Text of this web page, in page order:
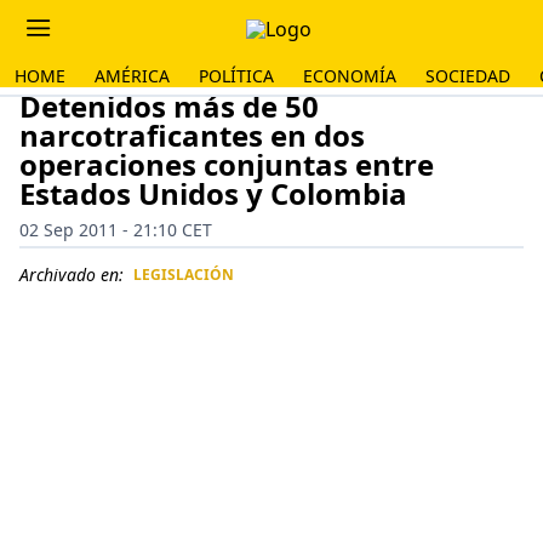
HOME AMÉRICA POLÍTICA ECONOMÍA SOCIEDAD
Detenidos más de 50
narcotraficantes en dos
operaciones conjuntas entre
Estados Unidos y Colombia
02 Sep 2011 - 21:10 CET
Archivado en: LEGISLACIÓN